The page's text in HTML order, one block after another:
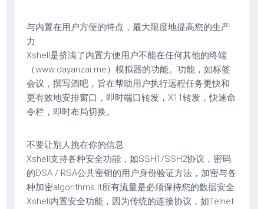
与内置在用户方便的特点，最大限度地提高您的生产
力
Xshell是挤满了内置方便用户不能在任何其他的终端
（www.dayanzai.me）模拟器的功能。功能，如标签
会议，撰写酒吧，旨在帮助用户执行远程任务更快和
更有效地安排窗口，即时端口转发，X11转发，快速命
令栏，即时布局切换。
不要让别人挑在你的信息
Xshell支持各种安全功能，如SSH1/SSH2协议，密码
的DSA / RSA公共密钥的用户身份验证方法，加密与各
种加密algorithms.It所有流量是必须保持您的数据安全
Xshell内置安全功能，因为传统的连接协议，如Telnet